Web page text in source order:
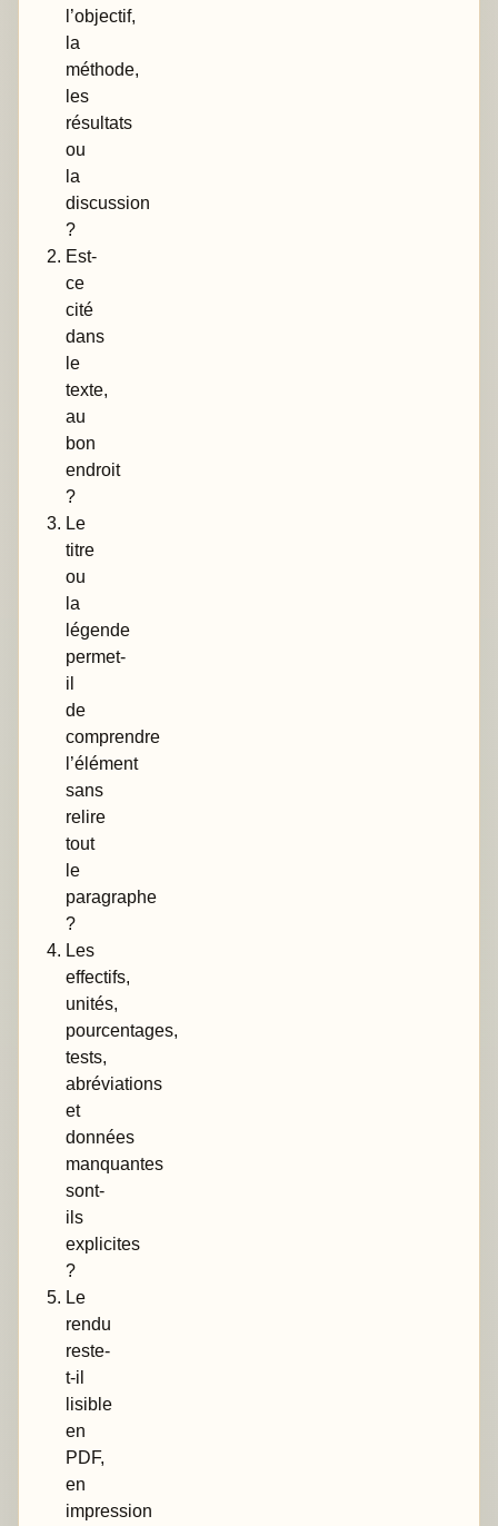
l’objectif,
la
méthode,
les
résultats
ou
la
discussion
?
Est-
ce
cité
dans
le
texte,
au
bon
endroit
?
Le
titre
ou
la
légende
permet-
il
de
comprendre
l’élément
sans
relire
tout
le
paragraphe
?
Les
effectifs,
unités,
pourcentages,
tests,
abréviations
et
données
manquantes
sont-
ils
explicites
?
Le
rendu
reste-
t-il
lisible
en
PDF,
en
impression